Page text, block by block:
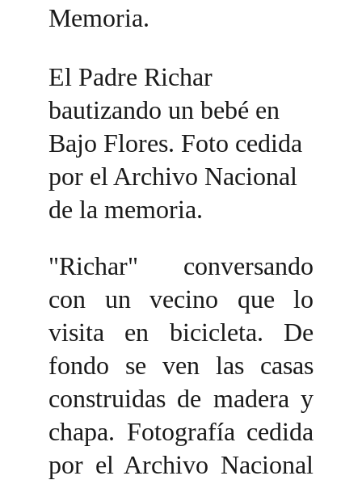
Memoria.
El Padre Richar
bautizando un bebé en
Bajo Flores. Foto cedida
por el Archivo Nacional
de la memoria.
"Richar" conversando
con un vecino que lo
visita en bicicleta. De
fondo se ven las casas
construidas de madera y
chapa. Fotografía cedida
por el Archivo Nacional